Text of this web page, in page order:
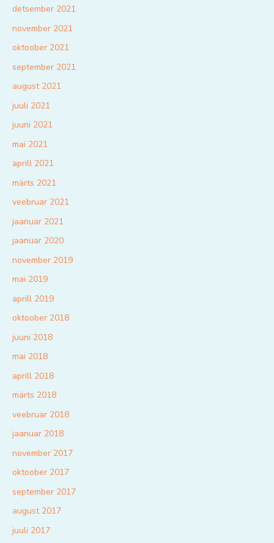
detsember 2021
november 2021
oktoober 2021
september 2021
august 2021
juuli 2021
juuni 2021
mai 2021
aprill 2021
märts 2021
veebruar 2021
jaanuar 2021
jaanuar 2020
november 2019
mai 2019
aprill 2019
oktoober 2018
juuni 2018
mai 2018
aprill 2018
märts 2018
veebruar 2018
jaanuar 2018
november 2017
oktoober 2017
september 2017
august 2017
juuli 2017